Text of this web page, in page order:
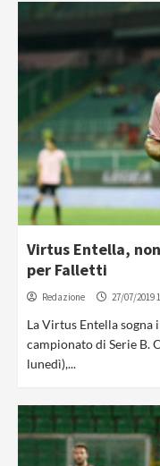
Virtus Entella,
per Falletti
Redazione 27/07/2019
La Virtus Entella sogna
campionato di Serie B.
lunedì),...